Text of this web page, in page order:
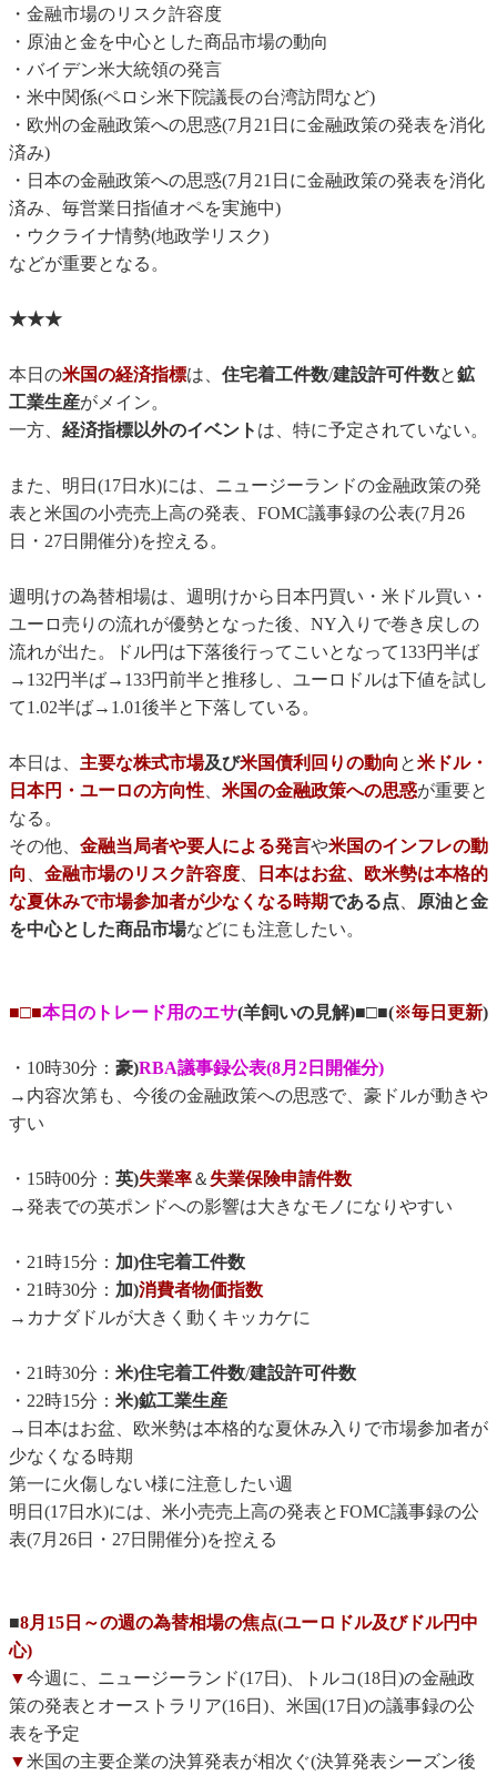
・金融市場のリスク許容度
・原油と金を中心とした商品市場の動向
・バイデン米大統領の発言
・米中関係(ペロシ米下院議長の台湾訪問など)
・欧州の金融政策への思惑(7月21日に金融政策の発表を消化
済み)
・日本の金融政策への思惑(7月21日に金融政策の発表を消化
済み、毎営業日指値オペを実施中)
・ウクライナ情勢(地政学リスク)
などが重要となる。
★★★
本日の米国の経済指標は、 住宅着工件数/建設許可件数と鉱
工業生産がメイン。
一方、 経済指標以外のイベント は、特に予定されていない。
また、明日(17日水)には、ニュージーランドの金融政策の発
表と米国の小売売上高の発表、FOMC議事録の公表(7月26
日・27日開催分)を控える。
週明けの為替相場は、週明けから日本円買い・米ドル買い・
ユーロ売りの流れが優勢となった後、NY入りで巻き戻しの
流れが出た。ドル円は下落後行ってこいとなって133円半ば
→132円半ば→133円前半と推移し、ユーロドルは下値を試し
て1.02半ば→1.01後半と下落している。
本日は、 主要な株式市場及び米国債利回りの動向 と米ドル・
日本円・ユーロの方向性、 米国の金融政策への思惑が重要と
なる。
その他、 金融当局者や要人による発言や米国のインフレの動
向 、 金融市場のリスク許容度、
日本はお盆、欧米勢は本格的
な夏休みで市場参加者が少なくなる時期である点、 原油と金
を中心とした商品市場などにも注意したい。
■□■本日のトレード用のエサ(羊飼いの見解)■□■(※毎日更新)
・10時30分： 豪)RBA議事録公表(8月2日開催分)
→内容次第も、今後の金融政策への思惑で、豪ドルが動きや
すい
・15時00分： 英)失業率＆ 失業保険申請件数
→発表での英ポンドへの影響は大きなモノになりやすい
・21時15分： 加)住宅着工件数
・21時30分： 加)消費者物価指数
→カナダドルが大きく動くキッカケに
・21時30分： 米)住宅着工件数/建設許可件数
・22時15分： 米)鉱工業生産
→日本はお盆、欧米勢は本格的な夏休み入りで市場参加者が
少なくなる時期
第一に火傷しない様に注意したい週
明日(17日水)には、米小売売上高の発表とFOMC議事録の公
表(7月26日・27日開催分)を控える
■8月15日～の週の為替相場の焦点(ユーロドル及びドル円中
心)
▼今週に、ニュージーランド(17日)、トルコ(18日)の金融政
策の発表とオーストラリア(16日)、米国(17日)の議事録の公
表を予定
▼米国の主要企業の決算発表が相次ぐ(決算発表シーズン後